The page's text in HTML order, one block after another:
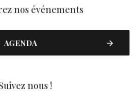
nos événements
AGENDA
nous !